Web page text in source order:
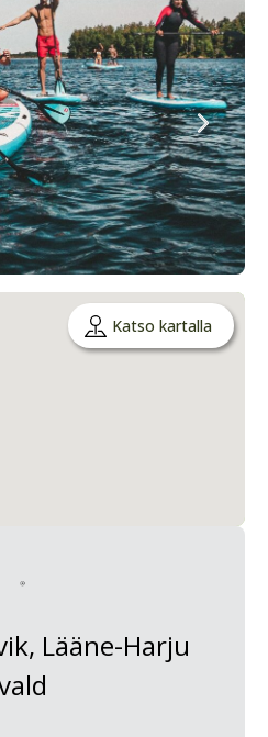
Katso kartalla
Lääne-Harju